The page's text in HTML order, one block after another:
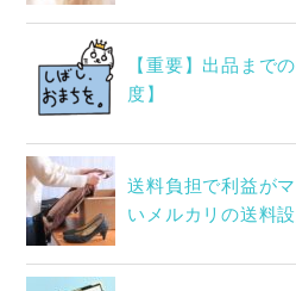
【重要】出品まで
度】
送料負担で利益が
いメルカリの送料